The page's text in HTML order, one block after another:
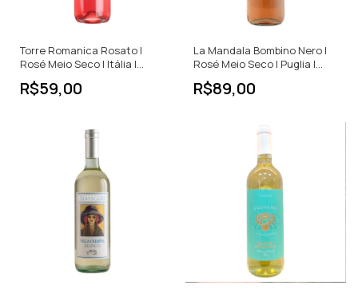
Torre Romanica Rosato |
Rosé Meio Seco | Itália |
R$59,00
La Mandala Bombino Nero |
Rosé Meio Seco | Puglia |
R$89,00